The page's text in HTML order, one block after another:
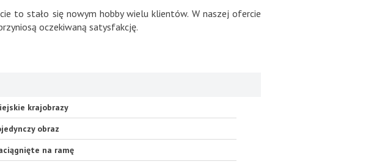
to stało się nowym hobby wielu klientów. W naszej ofercie
oczekiwaną satysfakcję.
krajobrazy
obraz
na ramę